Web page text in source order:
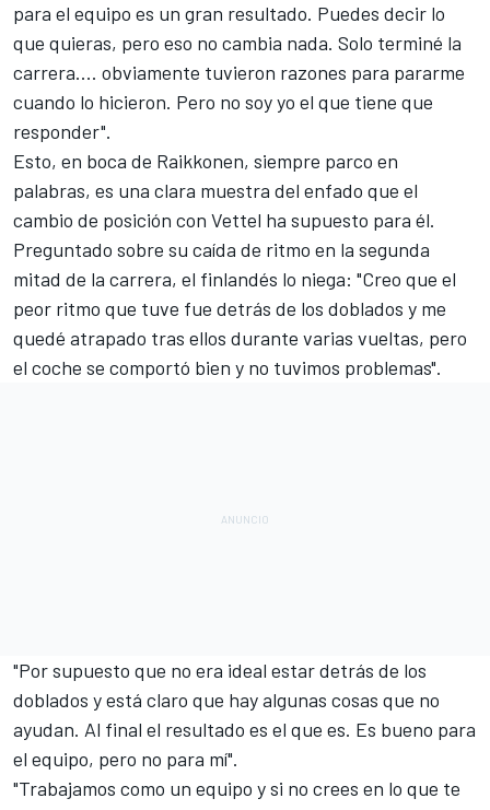
para el equipo es un gran resultado. Puedes decir lo
que quieras, pero eso no cambia nada. Solo terminé la
carrera.... obviamente tuvieron razones para pararme
cuando lo hicieron. Pero no soy yo el que tiene que
responder".
Esto, en boca de Raikkonen, siempre parco en
palabras, es una clara muestra del enfado que el
cambio de posición con Vettel ha supuesto para él.
Preguntado sobre su caída de ritmo en la segunda
mitad de la carrera, el finlandés lo niega: "Creo que el
peor ritmo que tuve fue detrás de los doblados y me
quedé atrapado tras ellos durante varias vueltas, pero
el coche se comportó bien y no tuvimos problemas".
"Por supuesto que no era ideal estar detrás de los
doblados y está claro que hay algunas cosas que no
ayudan. Al final el resultado es el que es. Es bueno para
el equipo, pero no para mí".
"Trabajamos como un equipo y si no crees en lo que te